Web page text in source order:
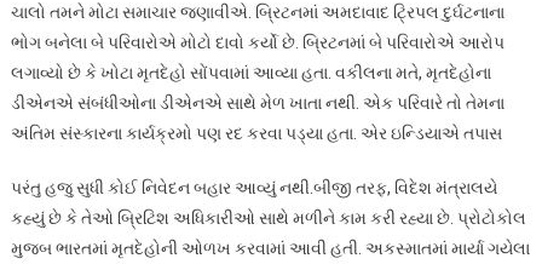
ચાલો તમને મોટા સમાચાર જણાવીએ. બ્રિટનમાં અમદાવાદ ટ્રિપલ દુર્ઘટનાના
ભોગ બનેલા બે પરિવારોએ મોટો દાવો કર્યો છે. બ્રિટનમાં બે પરિવારોએ આરોપ
લગાવ્યો છે કે ખોટા મૃતદેહો સોંપવામાં આવ્યા હતા. વકીલના મતે, મૃતદેહોના
ડીએનએ સંબંધીઓના ડીએનએ સાથે મેળ ખાતા નથી. એક પરિવારે તો તેમના
અંતિમ સંસ્કારના કાર્યક્રમો પણ રદ કરવા પડ્યા હતા. એર ઇન્ડિયાએ તપાસ
પરંતુ હજુ સુધી કોઈ નિવેદન બહાર આવ્યું નથી.બીજી તરફ, વિદેશ મંત્રાલયે
કહ્યું છે કે તેઓ બ્રિટિશ અધિકારીઓ સાથે મળીને કામ કરી રહ્યા છે. પ્રોટોકોલ
મુજબ ભારતમાં મૃતદેહોની ઓળખ કરવામાં આવી હતી. અકસ્માતમાં માર્યા ગયેલા